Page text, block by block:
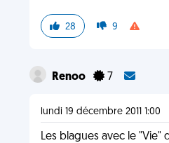
28 9
Renoo 7
lundi 19 décembre 2011 1:00
Les blagues avec le "Vie"